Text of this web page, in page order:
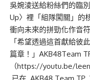
吳婉淩送給粉絲們的臨
Up〉裡「組隊闖關」的
衝向未來的拼勁化作音
「希望透過這首獻給彼
篇章！」AKB48Team
（https://youtu.be/